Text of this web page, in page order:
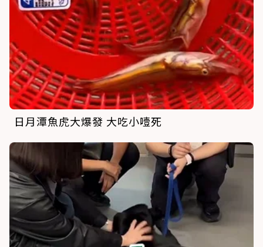
日月潭魚虎大爆發 大吃小噎死